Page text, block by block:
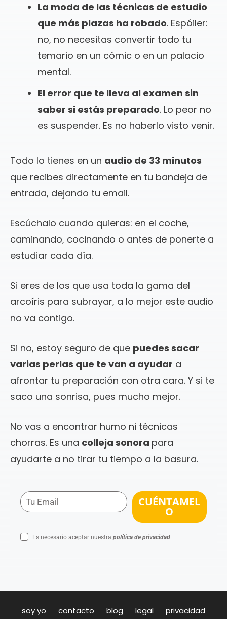
La moda de las técnicas de estudio
que más plazas ha robado. Espóiler:
no, no necesitas convertir todo tu
temario en un cómic o en un palacio
mental.
El error que te lleva al examen sin
saber si estás preparado. Lo peor no
es suspender. Es no haberlo visto venir.
Todo lo tienes en un audio de 33 minutos
que recibes directamente en tu bandeja de
entrada, dejando tu email.
Escúchalo cuando quieras: en el coche,
caminando, cocinando o antes de ponerte a
estudiar cada día.
Si eres de los que usa toda la gama del
arcoíris para subrayar, a lo mejor este audio
no va contigo.
Si no, estoy seguro de que puedes sacar
varias perlas que te van a ayudar a
afrontar tu preparación con otra cara. Y si te
saco una sonrisa, pues mucho mejor.
No vas a encontrar humo ni técnicas
chorras. Es una colleja sonora para
ayudarte a no tirar tu tiempo a la basura.
CUÉNTAMEL
O
Es necesario aceptar nuestra política de privacidad
soy yo contacto blog legal privacidad